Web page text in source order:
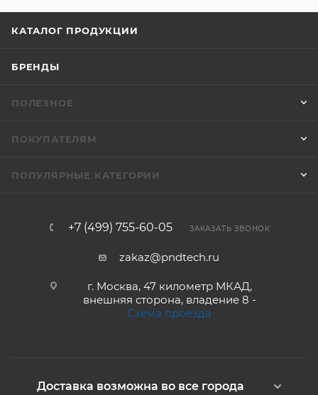
КАТАЛОГ ПРОДУКЦИИ
БРЕНДЫ
ПОЛЕЗНОЕ
ПОКУПАТЕЛЯМ
ПОПУЛЯРНЫЕ КАТЕГОРИИ
+7 (499) 755-60-05 ЗАКАЗАТЬ ЗВОНОК
zakaz@pndtech.ru
г. Москва, 47 километр МКАД,
внешняя сторона, владение 8 -
Схема проезда
Доставка возможна во все города